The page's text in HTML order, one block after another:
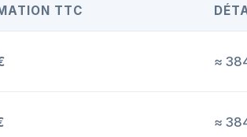
TTC
≈
≈